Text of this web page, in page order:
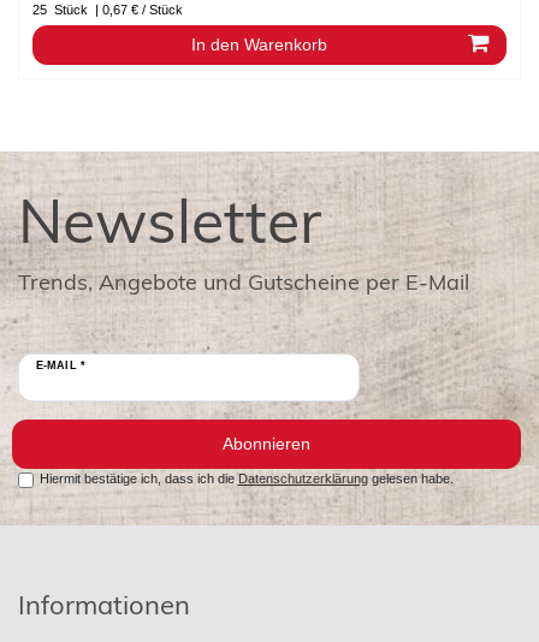
25 Stück | 0,67 € / Stück
In den Warenkorb
Newsletter
Trends, Angebote und Gutscheine per E-Mail
E-MAIL *
Abonnieren
Hiermit bestätige ich, dass ich die Datenschutzerklärunggelesen habe.
Informationen